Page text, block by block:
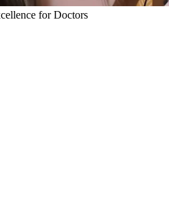
for Doctors